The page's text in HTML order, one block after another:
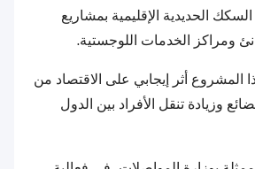
الحديدية الإقليمية بمشاريع
ومراكز الخدمات اللوجستية.
أثر إيجابي على الاقتصاد من
وزيادة تنقل الأفراد بين الدول